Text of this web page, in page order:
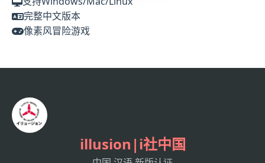
完整中文版本
像素风冒险游戏
illusion|i社中国